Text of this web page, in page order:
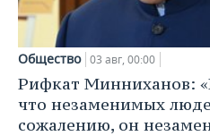
Общество 03 авг, 00:00
Рифкат Минниханов:
что незаменимых
сожалению, он